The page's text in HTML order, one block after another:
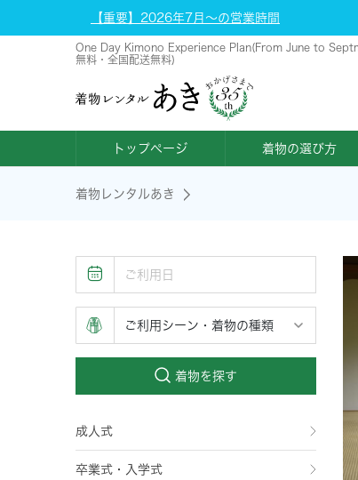
【重要】2026年7月～の営業時間
One Day Kimono Experience Plan(From June to
無料・全国配送無料)
トップページ 着物の選び方
着物レンタルあき
着物を探す
成人式
卒業式・入学式